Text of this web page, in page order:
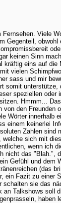
Viele
Gegenteil,
keinen Sinn
kräftig eins auf
vielen
sass und mir
somit
speziellen oder
Hmmm...
von den
Wörter innerhalb
einem keinerlei
Zahlen sind
welche sich mit
wenn ich
nicht das "Blah.",
Gefühl und dem
(das
ein Fazit zu
schalten sie das
an Talkshows soll
haben